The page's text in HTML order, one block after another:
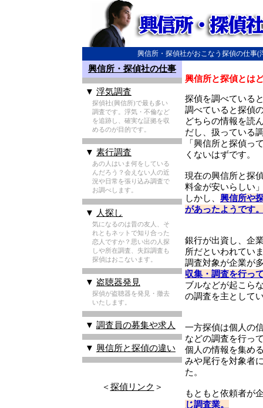
興信所・探偵社がおこなう探偵の仕事
興信所・探偵社の仕事
▼ 浮気調査
探偵社(興信所)で最も多い
調査です。浮気・不倫など
を追跡し、確実な証拠を収
めるのが目的です。
▼ 素行調査
あの人はいま何をしている
んだろう？会えない人の近
況や日常を張り込み調査で
お調べします。
▼ 人探し
気になるのは昔の友人、そ
れともネットで知り合った
恋人ですか？思い出の人探
しや所在調査、失踪調査も
探偵はおこないます。
▼ 盗聴器発見
探偵が盗聴器を発見・撤去
いたします。
▼ 調査員の募集や求人
▼ 興信所と探偵の違い
＜探偵リンク ＞
興信所と探偵とは
探偵を調べている
調べていると探偵
どちらの情報を読
だし、扱っている
「興信所と探偵っ
くないはずです。
現在の興信所と探
料金が安いらしい
しかし、 興信所や
があったようです
銀行が出資し、企
所だといわれてい
調査対象が企業が
収集・調査を行っ
ブルなどが起こら
の調査を主として
一方探偵は個人の
などの調査を行っ
個人の情報を集め
みや尾行を対象者
た。
もともと依頼者が
じ調査業。